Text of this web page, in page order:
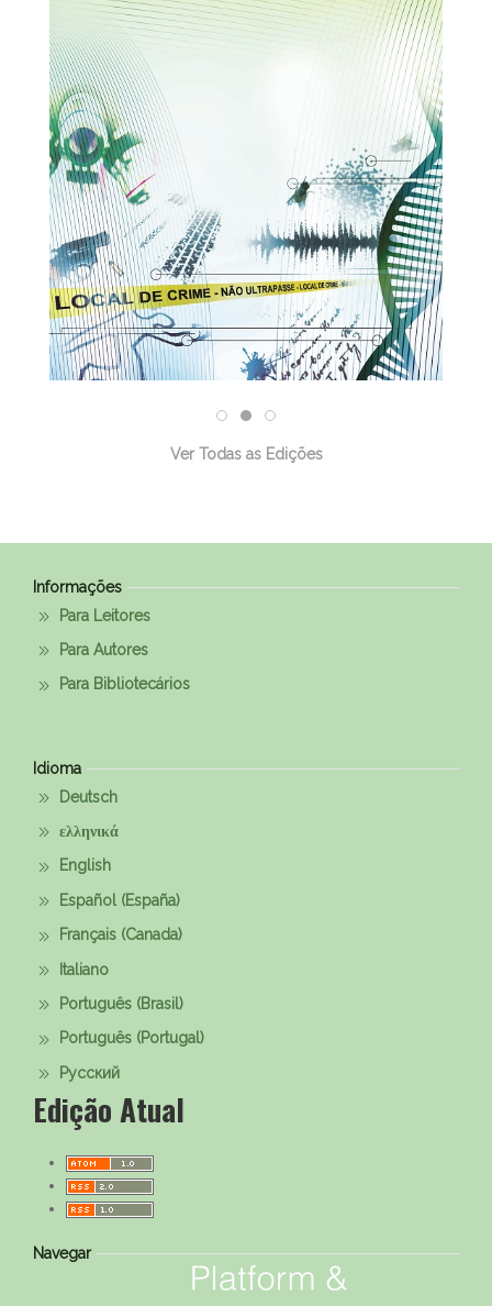
Ver Todas as Edições
Informações
Para Leitores
Para Autores
Para Bibliotecários
Idioma
Deutsch
ελληνικά
English
Español (España)
Français (Canada)
Italiano
Português (Brasil)
Português (Portugal)
Русский
Edição Atual
Navegar